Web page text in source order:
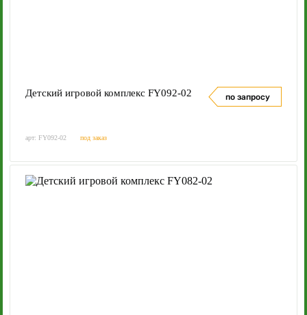
Детский игровой комплекс FY092-02 по запросу
арт: FY092-02 под заказ